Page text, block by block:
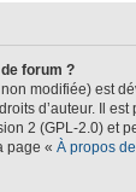
forum ?
modifiée) est
d’auteur. Il
2 (GPL-2.0) et
page « À propos